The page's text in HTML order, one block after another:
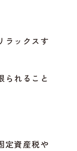
ラックスす
られること
定資産税や